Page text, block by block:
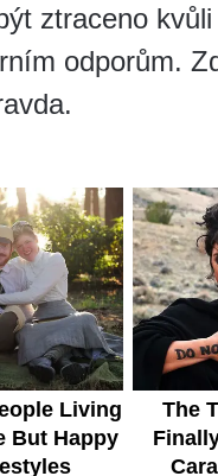
ztraceno
odporům.